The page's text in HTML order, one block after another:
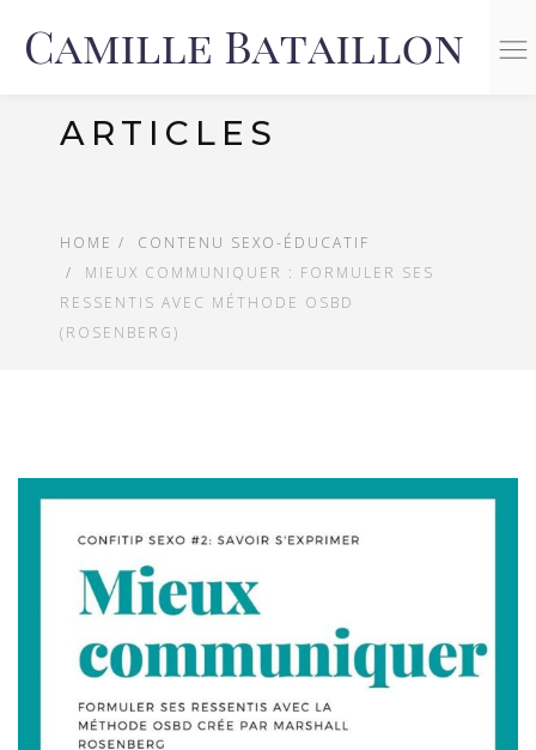
ARTICLES
HOME
CONTENU SEXO-ÉDUCATIF
MIEUX COMMUNIQUER : FORMULER SES
RESSENTIS AVEC MÉTHODE OSBD
(ROSENBERG)